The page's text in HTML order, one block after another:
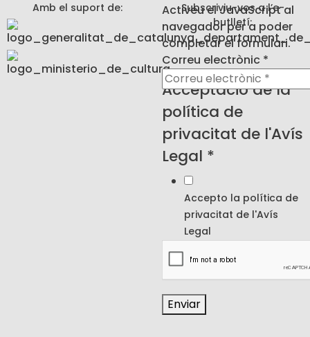
Amb el suport de:
Subscriviu-vos a l’e-
butlletí:
Activeu el JavaScript al
navegador per a poder
completar el formulari.
electrònic
de
política
Correu electrònic *
Acceptació de la
política de
privacitat de l'Avís
Legal *
Accepto la política de
privacitat de l'Avís
Legal
Enviar